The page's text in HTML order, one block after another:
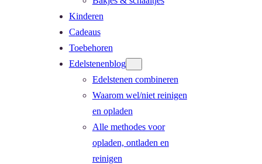
Kinderen
Cadeaus
Toebehoren
Edelstenenblog
Edelstenen combineren
Waarom wel/niet reinigen
en opladen
Alle methodes voor
opladen, ontladen en
reinigen